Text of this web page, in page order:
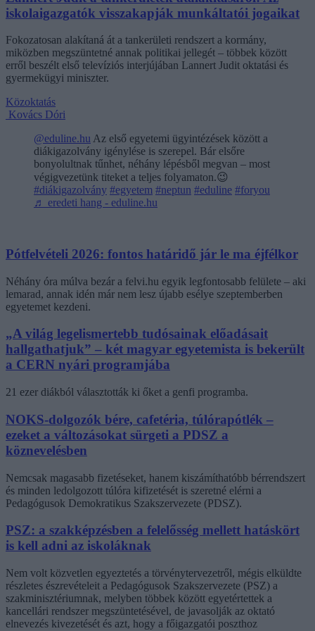
iskolaigazgatók visszakapják munkáltatói jogaikat
Fokozatosan alakítaná át a tankerületi rendszert a kormány,
miközben megszüntetné annak politikai jellegét – többek között
erről beszélt első televíziós interjújában Lannert Judit oktatási és
gyermekügyi miniszter.
Közoktatás
Kovács Dóri
@eduline.hu Az első egyetemi ügyintézések között a
diákigazolvány igénylése is szerepel. Bár elsőre
bonyolultnak tűnhet, néhány lépésből megvan – most
végigvezetünk titeket a teljes folyamaton.😉
#diákigazolvány #egyetem #neptun #eduline #foryou
♬ eredeti hang - eduline.hu
Pótfelvételi 2026: fontos határidő jár le ma éjfélkor
Néhány óra múlva bezár a felvi.hu egyik legfontosabb felülete – aki
lemarad, annak idén már nem lesz újabb esélye szeptemberben
egyetemet kezdeni.
„A világ legelismertebb tudósainak előadásait
hallgathatjuk” – két magyar egyetemista is bekerült
a CERN nyári programjába
21 ezer diákból választották ki őket a genfi programba.
NOKS-dolgozók bére, cafetéria, túlórapótlék –
ezeket a változásokat sürgeti a PDSZ a
köznevelésben
Nemcsak magasabb fizetéseket, hanem kiszámíthatóbb bérrendszert
és minden ledolgozott túlóra kifizetését is szeretné elérni a
Pedagógusok Demokratikus Szakszervezete (PDSZ).
PSZ: a szakképzésben a felelősség mellett hatáskört
is kell adni az iskoláknak
Nem volt közvetlen egyeztetés a törvénytervezetről, mégis elküldte
részletes észrevételeit a Pedagógusok Szakszervezete (PSZ) a
szakminisztériumnak, melyben többek között egyetértettek a
kancellári rendszer megszüntetésével, de javasolják az oktató
elnevezés kivezetését és azt, hogy a főigazgatói poszthoz